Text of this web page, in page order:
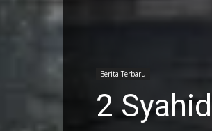
Berita Terbaru
2